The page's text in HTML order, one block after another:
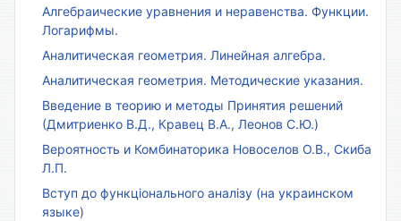
Алгебраические уравнения и неравенства. Функции.
Логарифмы.
Аналитическая геометрия. Линейная алгебра.
Аналитическая геометрия. Методические указания.
Введение в теорию и методы Принятия решений
(Дмитриенко В.Д., Кравец В.А., Леонов С.Ю.)
Вероятность и Комбинаторика Новоселов О.В., Скиба
Л.П.
Вступ до функціонального аналізу (на украинском
языке)